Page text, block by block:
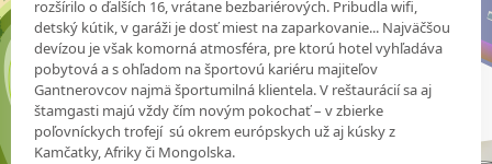
rozšírilo o ďalších 16, vrátane bezbariérových. Pribudla wifi,
detský kútik, v garáži je dosť miest na zaparkovanie... Najväčšou
devízou je však komorná atmosféra, pre ktorú hotel vyhľadáva
pobytová a s ohľadom na športovú kariéru majiteľov
Gantnerovcov najmä športumilná klientela. V reštaurácií sa aj
štamgasti majú vždy čím novým pokochať – v zbierke
poľovníckych trofejí sú okrem európskych už aj kúsky z
Kamčatky, Afriky či Mongolska.